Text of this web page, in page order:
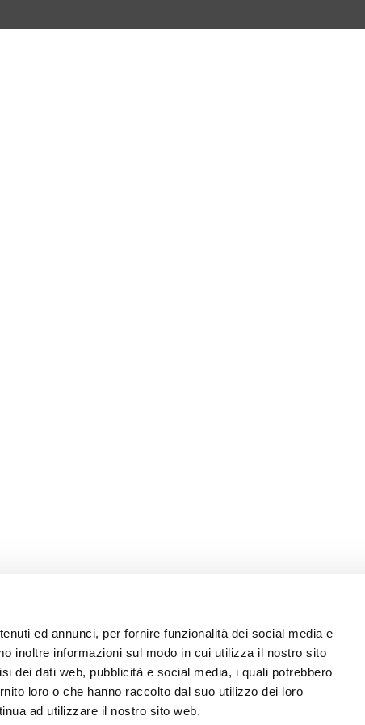
ed annunci, per fornire funzionalità dei social media e
inoltre informazioni sul modo in cui utilizza il nostro sito
dei dati web, pubblicità e social media, i quali potrebbero
loro o che hanno raccolto dal suo utilizzo dei loro
ad utilizzare il nostro sito web.